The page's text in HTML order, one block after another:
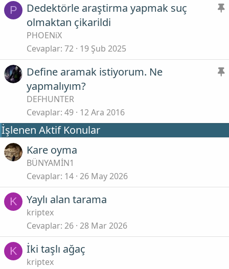
P
Dedektörle araştirma yapmak suç
olmaktan çikarildi
PHOENiX
Cevaplar 72 19 Şub 2025
Define aramak istiyorum. Ne
yapmalıyım?
DEFHUNTER
Cevaplar 49 12 Ara 2016
İşlenen Aktif Konular
Kare oyma
BÜNYAMİN1
Cevaplar 14 26 May 2026
K Yaylı alan tarama
kriptex
Cevaplar 26 28 Mar 2026
K İki taşlı ağaç
kriptex